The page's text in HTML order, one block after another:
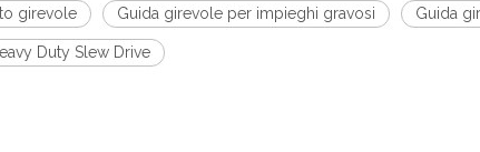
girevole Guida girevole per impieghi gravosi Guida
Duty Slew Drive